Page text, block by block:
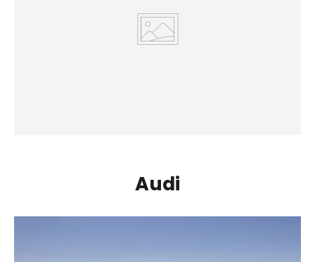
Audi